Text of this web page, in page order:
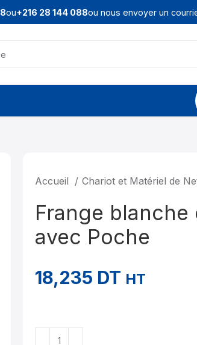
ou+216 28 144 088ou nous envoyer un
Accueil Chariot et Matériel de
Frange
avec Poche
18,235 DT HT